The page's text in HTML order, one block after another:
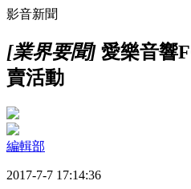
影音新聞
[業界要聞] 愛樂音響
賣活動
編輯部
2017-7-7 17:14:36